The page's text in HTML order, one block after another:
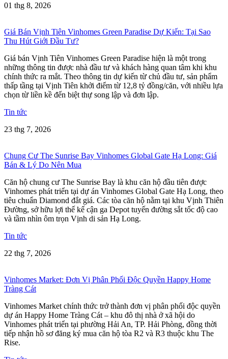
01 thg 8, 2026
Giá Bán Vịnh Tiên Vinhomes Green Paradise Dự Kiến: Tại Sao
Thu Hút Giới Đầu Tư?
Giá bán Vịnh Tiên Vinhomes Green Paradise hiện là một trong
những thông tin được nhà đầu tư và khách hàng quan tâm khi khu
chính thức ra mắt. Theo thông tin dự kiến từ chủ đầu tư, sản phẩm
thấp tầng tại Vịnh Tiên khởi điểm từ 12,8 tỷ đồng/căn, với nhiều lựa
chọn từ liền kề đến biệt thự song lập và đơn lập.
Tin tức
23 thg 7, 2026
Chung Cư The Sunrise Bay Vinhomes Global Gate Hạ Long: Giá
Bán & Lý Do Nên Mua
Căn hộ chung cư The Sunrise Bay là khu căn hộ đầu tiên được
Vinhomes phát triển tại dự án Vinhomes Global Gate Hạ Long, theo
tiêu chuẩn Diamond đắt giá. Các tòa căn hộ nằm tại khu Vịnh Thiên
Đường, sở hữu lợi thế kế cận ga Depot tuyến đường sắt tốc độ cao
và tầm nhìn ôm trọn Vịnh di sản Hạ Long.
Tin tức
22 thg 7, 2026
Vinhomes Market: Đơn Vị Phân Phối Độc Quyền Happy Home
Tràng Cát
Vinhomes Market chính thức trở thành đơn vị phân phối độc quyền
dự án Happy Home Tràng Cát – khu đô thị nhà ở xã hội do
Vinhomes phát triển tại phường Hải An, TP. Hải Phòng, đồng thời
tiếp nhận hồ sơ đăng ký mua căn hộ tòa R2 và R3 thuộc khu The
Rise.